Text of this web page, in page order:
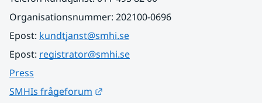
Organisationsnummer: 202100-0696
Epost: kundtjanst@smhi.se
Epost: registrator@smhi.se
Press
SMHIs frågeforum